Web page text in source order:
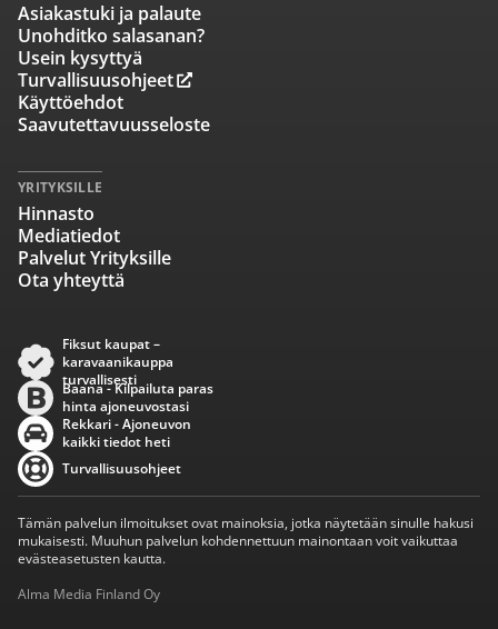
Asiakastuki ja palaute
Unohditko salasanan?
Usein kysyttyä
Turvallisuusohjeet
Käyttöehdot
Saavutettavuusseloste
YRITYKSILLE
Hinnasto
Mediatiedot
Palvelut Yrityksille
Ota yhteyttä
Fiksut kaupat –
karavaanikauppa
turvallisesti
Baana - Kilpailuta paras
hinta ajoneuvostasi
Rekkari - Ajoneuvon
kaikki tiedot heti
Turvallisuusohjeet
Tämän palvelun ilmoitukset ovat mainoksia, jotka näytetään sinulle hakusi
mukaisesti. Muuhun palvelun kohdennettuun mainontaan voit vaikuttaa
evästeasetusten kautta.
Alma Media Finland Oy